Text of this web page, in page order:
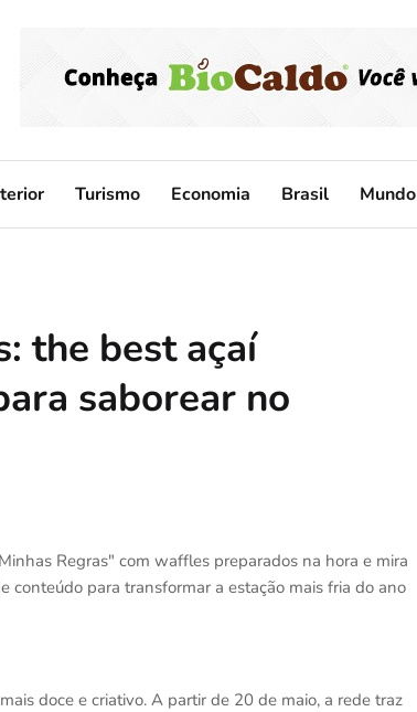
Turismo Economia Brasil Mundo
the best açaí
saborear no
Regras" com waffles preparados na hora e mira
conteúdo para transformar a estação mais fria do ano
doce e criativo. A partir de 20 de maio, a rede traz